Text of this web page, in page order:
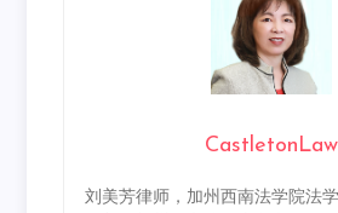
CastletonLaw
刘美芳律师，加州西南法学院法